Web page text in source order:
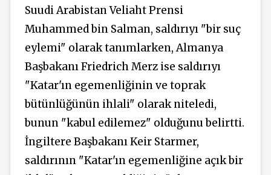
Suudi Arabistan Veliaht Prensi
Muhammed bin Salman, saldırıyı "bir suç
eylemi" olarak tanımlarken, Almanya
Başbakanı Friedrich Merz ise saldırıyı
"Katar'ın egemenliğinin ve toprak
bütünlüğünün ihlali" olarak niteledi,
bunun "kabul edilemez" olduğunu belirtti.
İngiltere Başbakanı Keir Starmer,
saldırının "Katar'ın egemenliğine açık bir